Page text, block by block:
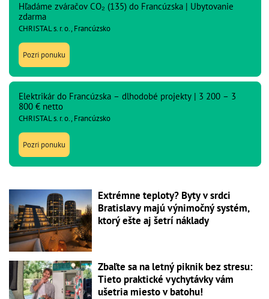
Hľadáme zváračov CO₂ (135) do Francúzska | Ubytovanie
zdarma
CHRISTAL s. r. o., Francúzsko
Pozri ponuku
Elektrikár do Francúzska – dlhodobé projekty | 3 200 – 3
800 € netto
CHRISTAL s. r. o., Francúzsko
Pozri ponuku
Extrémne teploty? Byty v srdci
Bratislavy majú výnimočný systém,
ktorý ešte aj šetrí náklady
Zbaľte sa na letný piknik bez stresu:
Tieto praktické vychytávky vám
ušetria miesto v batohu!